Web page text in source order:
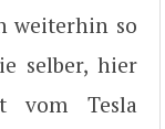
weiterhin so
selber, hier
vom Tesla